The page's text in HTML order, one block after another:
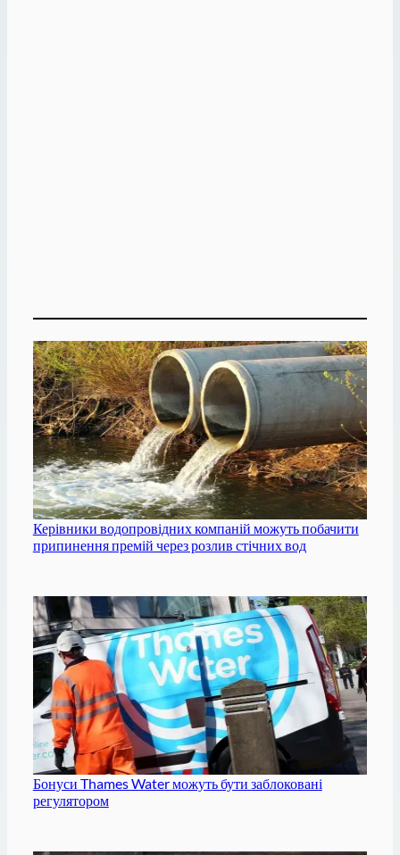
Керівники водопровідних компаній можуть побачити
припинення премій через розлив стічних вод
Бонуси Thames Water можуть бути заблоковані
регулятором